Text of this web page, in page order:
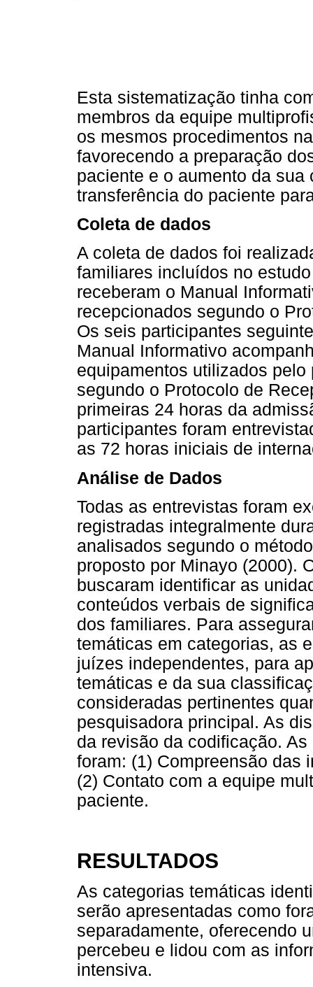
Esta sistematização tinha
membros da equipe
os mesmos procedimentos
favorecendo a preparação
paciente e o aumento da
transferência do paciente
Coleta de dados
A coleta de dados foi
familiares incluídos no
receberam o Manual
recepcionados segundo o
Os seis participantes
Manual Informativo
equipamentos utilizados
segundo o Protocolo de
primeiras 24 horas da
participantes foram
as 72 horas iniciais de
Análise de Dados
Todas as entrevistas foram
registradas integralmente
analisados segundo o
proposto por Minayo (2000).
buscaram identificar as
conteúdos verbais de
dos familiares. Para
temáticas em categorias, as
juízes independentes, para
temáticas e da sua
consideradas pertinentes
pesquisadora principal. As
da revisão da codificação.
foram: (1) Compreensão das
(2) Contato com a equipe
paciente.
RESULTADOS
As categorias temáticas
serão apresentadas como
separadamente, oferecendo
percebeu e lidou com as
intensiva.